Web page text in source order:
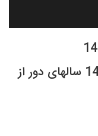
دانلود سالهای دور از خانه قسمت 14
چهاردهم(سریال)(کامل)| قسمت 14 سالهای دور از